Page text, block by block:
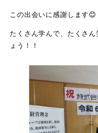
この出会いに感謝します😊
たくさん学んで、たくさ
ょう！！